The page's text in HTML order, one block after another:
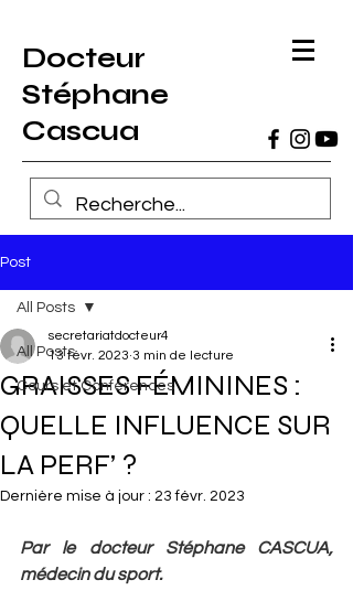
Docteur
Stéphane
Cascua
Post
All Posts
Cours et Conférences
All Posts
GRAISSES FÉMININES :
QUELLE INFLUENCE SUR
LA PERF’ ?
secretariatdocteur4
13 févr. 2023 3 min de lecture
Dernière mise à jour : 23 févr. 2023
Par le docteur Stéphane CASCUA,
médecin du sport.